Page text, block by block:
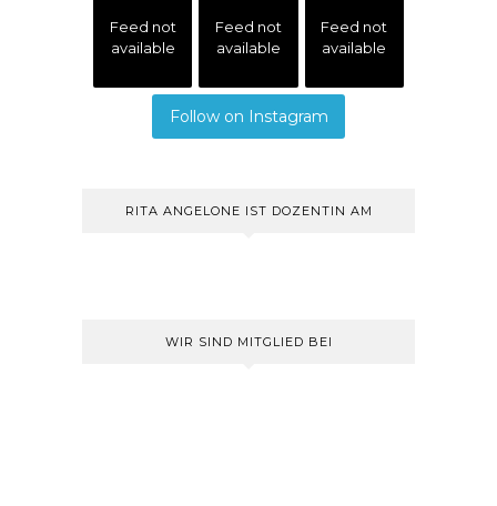
Feed not
available
Feed not
available
Feed not
available
Follow on Instagram
RITA ANGELONE IST DOZENTIN AM
WIR SIND MITGLIED BEI